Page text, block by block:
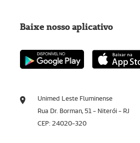
Unimed Leste Fluminense
Rua Dr. Borman, 51 - Niterói - RJ
CEP: 24020-320
Baixe nosso aplicativo